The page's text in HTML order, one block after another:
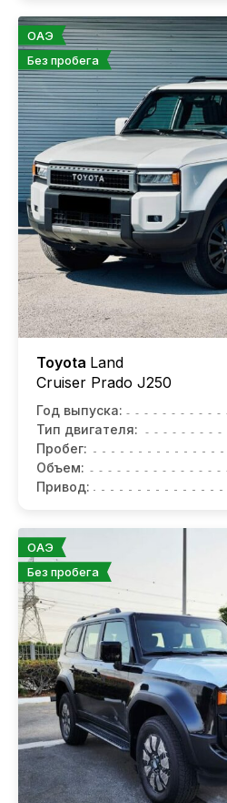
ОАЭ
Без пробега
Toyota Land
Cruiser Prado J250
Год выпуска:
Тип двигателя:
Пробег:
Объем:
Привод:
ОАЭ
Без пробега